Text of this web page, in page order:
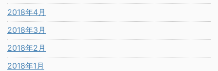
2018年4月
2018年3月
2018年2月
2018年1月